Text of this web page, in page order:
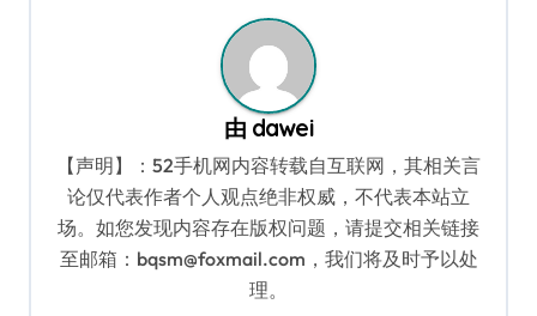
由 dawei
【声明】：52手机网内容转载自互联网，其相关言
论仅代表作者个人观点绝非权威，不代表本站立
场。如您发现内容存在版权问题，请提交相关链接
至邮箱：bqsm@foxmail.com，我们将及时予以处
理。